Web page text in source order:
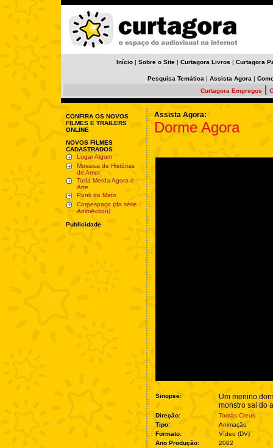
Início | Sobre o Site | Curtagora Livros | Curtagora
Pesquisa Temática | Assista Agora |
Curtagora Empregos
CONFIRA OS NOVOS
FILMES E TRAILERS
ONLINE
NOVOS FILMES
CADASTRADOS
Lugar Algum
Mosaica de Histórias
de Amor
Toda Merda Agora é
Arte
Punk do Mato
Corpespaço (da série
AnimAction)
Publicidade
Assista Agora:
Dorme Agora
Sinopse:
Um menino
monstro sai do
Direção:
Tomás Creus
Tipo:
Animação
Formato:
Vídeo (DV)
Ano Produção:
2002